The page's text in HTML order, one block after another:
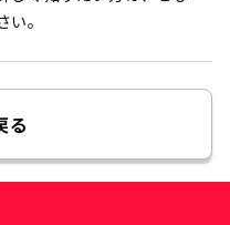
。
る